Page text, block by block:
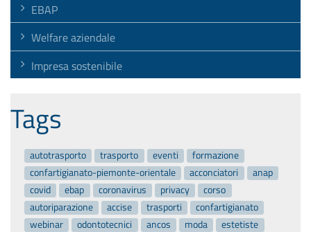
EBAP
Welfare aziendale
Impresa sostenibile
Tags
autotrasporto trasporto eventi
formazione
confartigianato-piemonte-orientale
acconciatori
anap
covid
ebap coronavirus privacy
corso
autoriparazione
accise trasporti
confartigianato
webinar
odontotecnici ancos moda
estetiste